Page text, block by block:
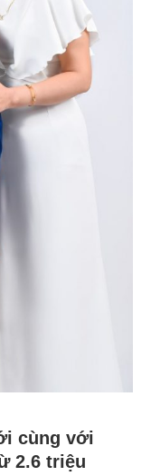
cùng với
2.6 triệu